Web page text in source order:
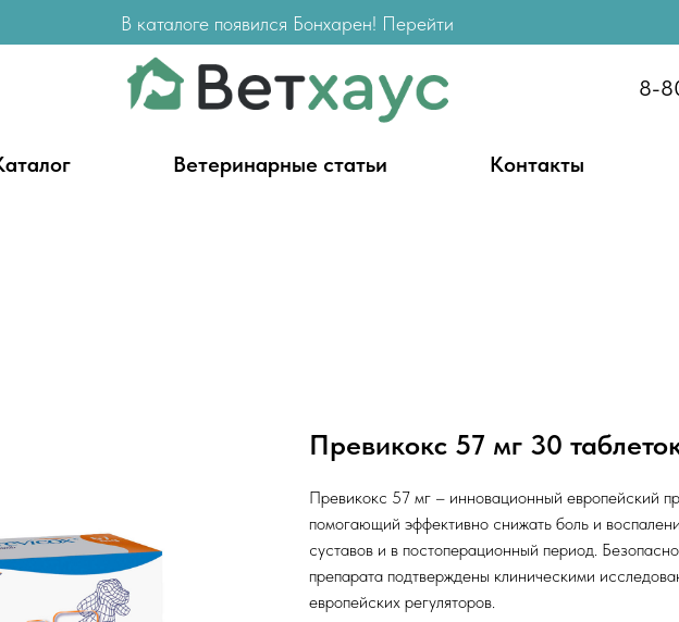
В каталоге появился Бонхарен! Перейти
8-
Ветеринарные статьи Контакты
Превикокс 57 мг 30
Превикокс 57 мг – инновационный европейский
помогающий эффективно снижать боль и
суставов и в постоперационный период.
препарата подтверждены клиническими
европейских регуляторов.